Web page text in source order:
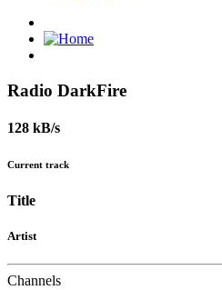
Radio DarkFire
128 kB/s
Current track
Title
Artist
Channels